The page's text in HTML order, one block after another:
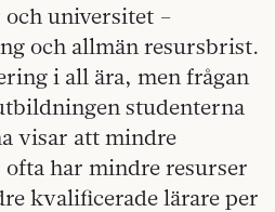
och universitet –
och allmän resursbrist.
i all ära, men frågan
studenterna
visar att mindre
har mindre resurser
kvalificerade lärare per